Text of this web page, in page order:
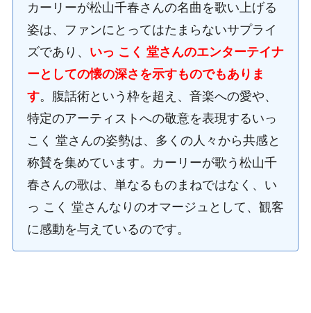
カーリーが松山千春さんの名曲を歌い上げる
姿は、ファンにとってはたまらないサプライ
ズであり、 いっ こく 堂さんのエンターテイナ
ーとしての懐の深さを示すものでもありま
す。腹話術という枠を超え、音楽への愛や、
特定のアーティストへの敬意を表現するいっ
こく 堂さんの姿勢は、多くの人々から共感と
称賛を集めています。カーリーが歌う松山千
春さんの歌は、単なるものまねではなく、い
っ こく 堂さんなりのオマージュとして、観客
に感動を与えているのです。